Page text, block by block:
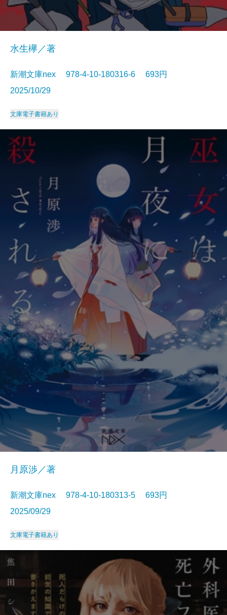
水生欅／著
新潮文庫nex 978-4-10-180316-6 693円
2025/10/29
文庫電子書籍あり
月原渉／著
新潮文庫nex 978-4-10-180313-5 693円
2025/09/29
文庫電子書籍あり